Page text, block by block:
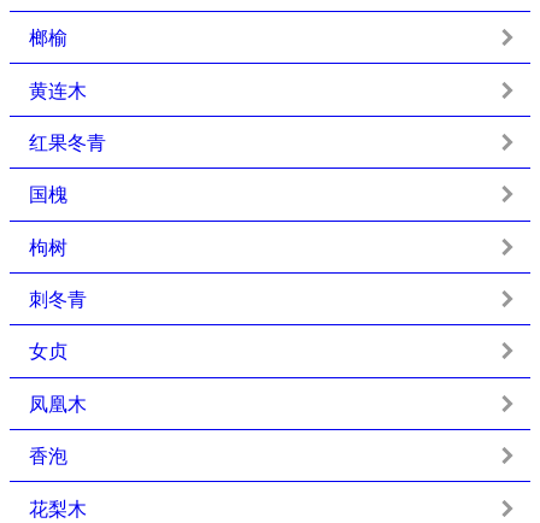
榔榆
黄连木
红果冬青
国槐
枸树
刺冬青
女贞
凤凰木
香泡
花梨木